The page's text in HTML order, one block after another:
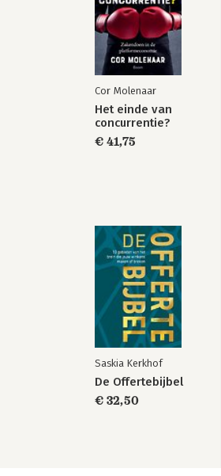
Cor Molenaar
Het einde van
concurrentie?
€ 41,75
Saskia Kerkhof
De Offertebijbel
€ 32,50